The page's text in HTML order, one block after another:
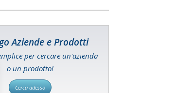
Aziende e Prodotti
per cercare un'azienda
o un prodotto!
Cerca adesso